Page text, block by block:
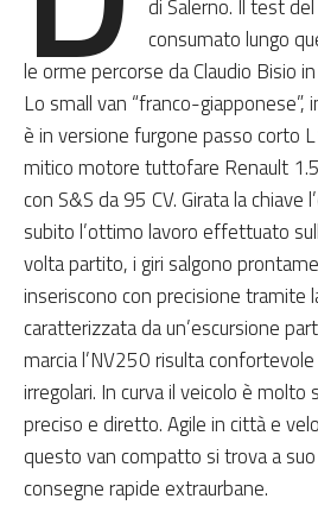
di Salerno. Il test
consumato lungo
le orme percorse da Claudio Bisio
Lo small van “franco-giapponese”,
è in versione furgone passo corto
mitico motore tuttofare Renault
con S&S da 95 CV. Girata la chiave
subito l’ottimo lavoro effettuato
volta partito, i giri salgono
inseriscono con precisione tramite
caratterizzata da un’escursione
marcia l’NV250 risulta
irregolari. In curva il veicolo è molto
preciso e diretto. Agile in città e
questo van compatto si trova a
consegne rapide extraurbane.